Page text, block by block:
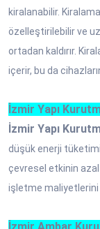
kiralanabilir.
özelleştirilebilir ve
ortadan kaldırır.
içerir, bu da
İzmir Yapı
İzmir Yapı
düşük enerji
çevresel etkinin
işletme maliyetlerini